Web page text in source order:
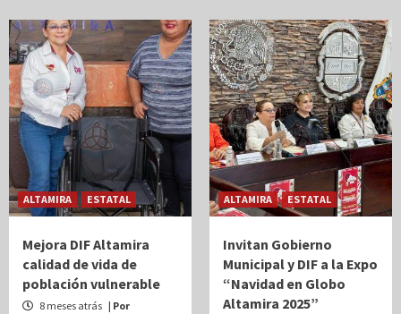
ALTAMIRA ESTATAL
Mejora DIF Altamira
calidad de vida de
población vulnerable
8 meses atrás | Por
ALTAMIRA ESTATAL
Invitan Gobierno
Municipal y DIF a la Expo
“Navidad en Globo
Altamira 2025”